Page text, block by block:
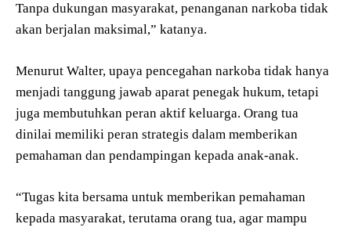
Tanpa dukungan masyarakat, penanganan narkoba tidak
akan berjalan maksimal,” katanya.
Menurut Walter, upaya pencegahan narkoba tidak hanya
menjadi tanggung jawab aparat penegak hukum, tetapi
juga membutuhkan peran aktif keluarga. Orang tua
dinilai memiliki peran strategis dalam memberikan
pemahaman dan pendampingan kepada anak-anak.
“Tugas kita bersama untuk memberikan pemahaman
kepada masyarakat, terutama orang tua, agar mampu